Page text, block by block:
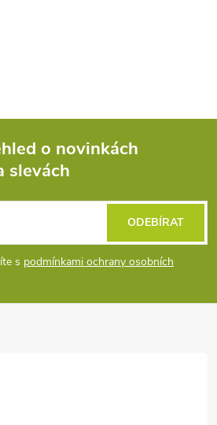
o novinkách
slevách
s podmínkami ochrany osobních
ODEBÍRAT